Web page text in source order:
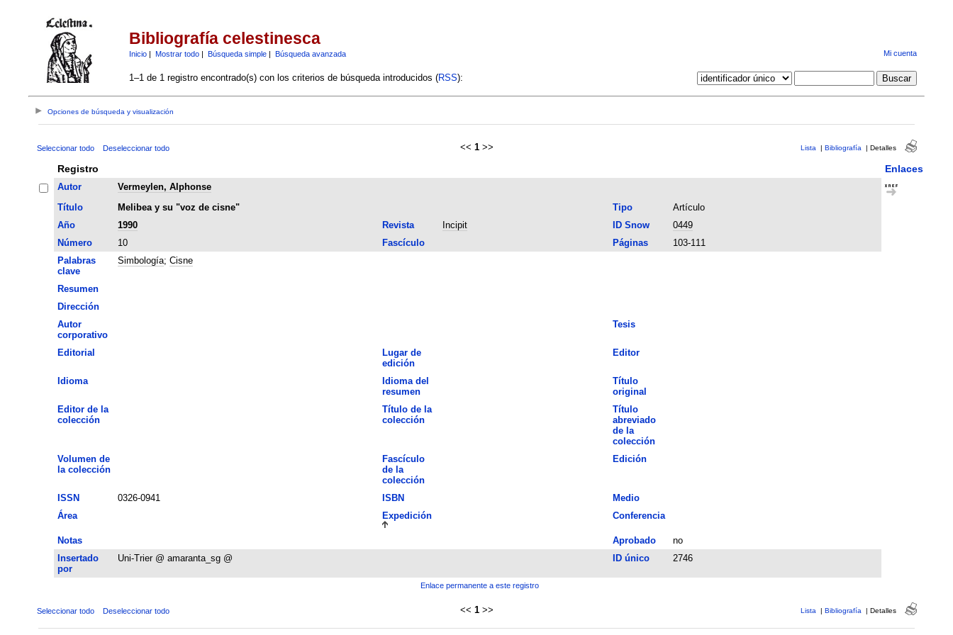
Bibliografía celestinesca
Inicio| Mostrar todo| Búsqueda simple| Búsqueda avanzada Mi cuenta
1–1 de 1 registro encontrado(s) con los criterios de búsqueda introducidos (RSS):
Opciones de búsqueda y visualización
Seleccionar todo Deseleccionar todo << 1 >> Lista | Bibliografía | Detalles
Registro Enlaces
Autor
Vermeylen, Alphonse
Título
Melibea y su "voz de cisne" Tipo
Artículo
Año
1990 Revista Incipit ID Snow
0449
Número
10 Fascículo Páginas
103-111
Palabras
clave
Simbología; Cisne
Resumen
Dirección
Autor
corporativo
Tesis
Editorial
Lugar de
edición
Editor
Idioma
Idioma del
resumen
Título
original
Editor de la
colección
Título de la
colección
Título
abreviado
de la
colección
Volumen de
la colección
Fascículo
de la
colección
Edición
ISSN 0326-0941 ISBN
Medio
Área
Expedición Conferencia
Notas Aprobado
no
Insertado
por
Uni-Trier @ amaranta_sg @ ID único 2746
Enlace permanente a este registro
Seleccionar todo Deseleccionar todo << 1 >> Lista | Bibliografía | Detalles